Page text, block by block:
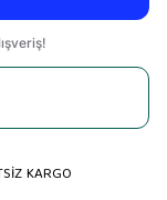
KARGO